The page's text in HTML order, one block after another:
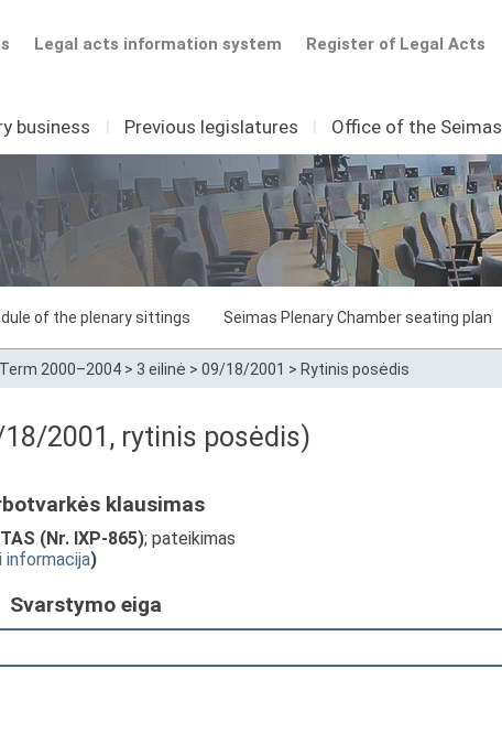
Register of Legal Acts
Legal acts information system
business I Previous legislatures I Office of the Seimas
of the plenary sittings Seimas Plenary Chamber seating plan
Term 2000–2004 > 3 eilinė > 09/18/2001 > Rytinis posėdis
18/2001, rytinis posėdis)
klausimas
(Nr. IXP-865); pateikimas
informacija)
Svarstymo eiga